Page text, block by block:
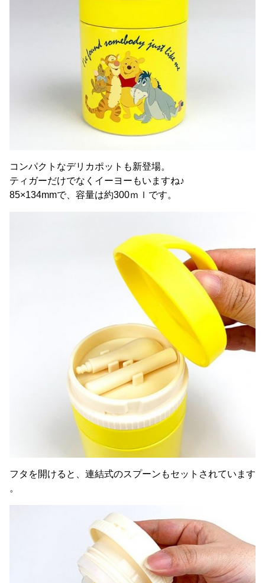
コンパクトなデリカポットも新登場。
ティガーだけでなくイーヨーもいますね♪
85×134mmで、容量は約300ｍｌです。
フタを開けると、連結式のスプーンもセットされています
。